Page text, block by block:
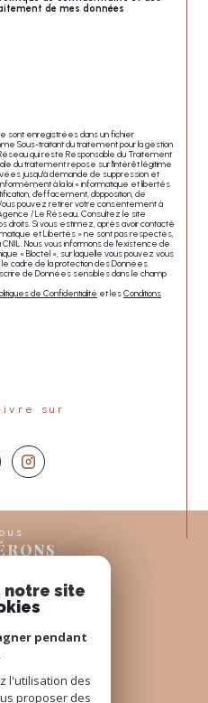
de mes données
sont enregistrées dans un fichier
Sous-traitant du traitement pour la gestion
qui reste Responsable du Traitement
du traitement repose sur l'intérêt légitime
jusqu'à demande de suppression et
à la loi « informatique et libertés
d’effacement, d’opposition, de
pouvez retirer votre consentement à
/ Le Réseau. Consultez le site
droits. Si vous estimez, après avoir contacté
et Libertés » ne sont pas respectés,
Nous vous informons de l’existence de
« Bloctel », sur laquelle vous pouvez vous
le cadre de la protection des Données
de Données sensibles dans le champ
de Confidentialité et lesConditions
sur
Nous
notre site
pendant
l'utilisation des
proposer des